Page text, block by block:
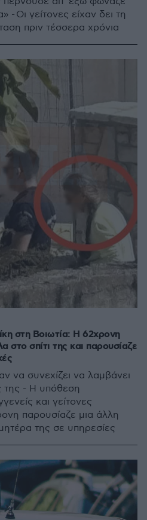
- Οι γείτονες είχαν δει τη
πριν τέσσερα χρόνια
στη Βοιωτία: Η 62χρονη
στο σπίτι της και παρουσίαζε
να συνεχίζει να λαμβάνει
της - Η υπόθεση
και γείτονες
παρουσίαζε μια άλλη
της σε υπηρεσίες